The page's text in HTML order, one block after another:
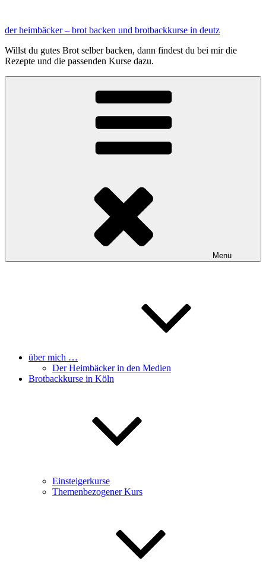
springen
der heimbäcker – brot backen und brotbackkurse in deutz
Willst du gutes Brot selber backen, dann findest du bei mir die
Rezepte und die passenden Kurse dazu.
Menü
über mich …
Der Heimbäcker in den Medien
Brotbackkurse in Köln
Einsteigerkurse
Themenbezogener Kurs